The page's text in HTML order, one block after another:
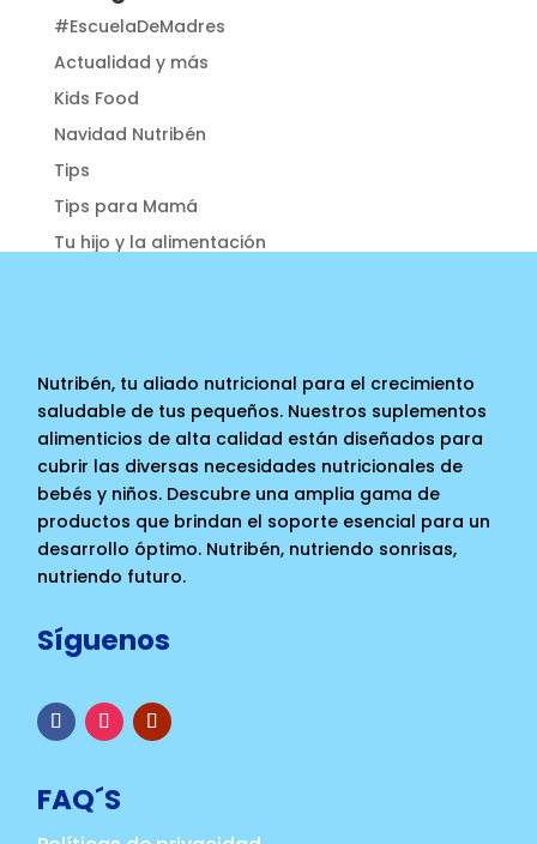
#EscuelaDeMadres
Actualidad y más
Kids Food
Navidad Nutribén
Tips
Tips para Mamá
Tu hijo y la alimentación
Nutribén, tu aliado nutricional para el crecimiento
saludable de tus pequeños. Nuestros suplementos
alimenticios de alta calidad están diseñados para
cubrir las diversas necesidades nutricionales de
bebés y niños. Descubre una amplia gama de
productos que brindan el soporte esencial para un
desarrollo óptimo. Nutribén, nutriendo sonrisas,
nutriendo futuro.
Síguenos
FAQ´S